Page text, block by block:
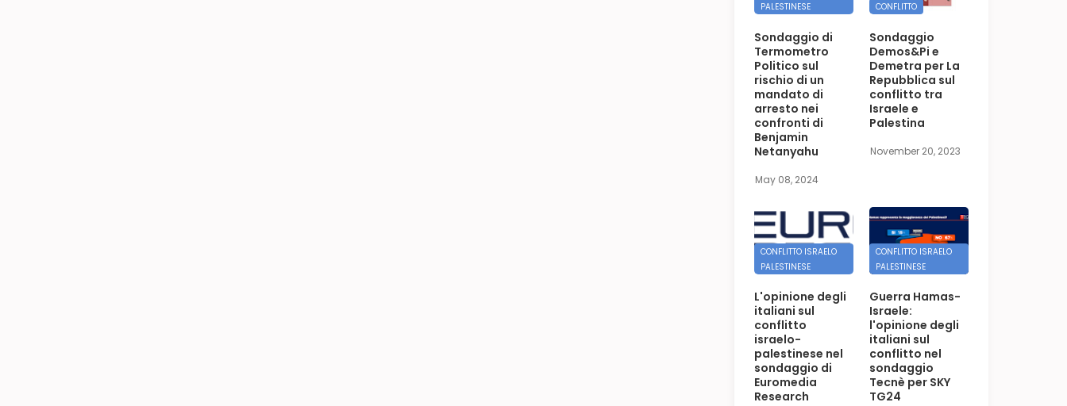
PALESTINESE
Sondaggio di
Termometro
Politico sul
rischio di un
mandato di
arresto nei
confronti di
Benjamin
Netanyahu
May 08, 2024
CONFLITTO
Sondaggio
Demos&Pi e
Demetra per La
Repubblica sul
conflitto tra
Israele e
Palestina
November 20, 2023
CONFLITTO ISRAELO
PALESTINESE
L'opinione degli
italiani sul
conflitto
israelo-
palestinese nel
sondaggio di
Euromedia
Research
CONFLITTO ISRAELO
PALESTINESE
Guerra Hamas-
Israele:
l'opinione degli
italiani sul
conflitto nel
sondaggio
Tecnè per SKY
TG24